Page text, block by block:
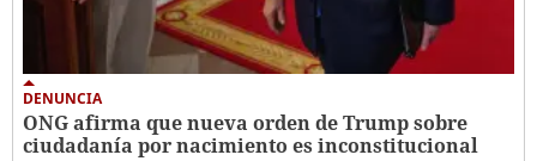
DENUNCIA
ONG afirma que nueva orden de Trump sobre
ciudadanía por nacimiento es inconstitucional